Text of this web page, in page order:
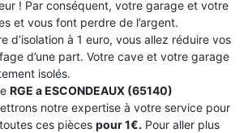
! Par conséquent, votre garage et votre
et vous font perdre de l’argent.
d’isolation à 1 euro, vous allez réduire vos
d’une part. Votre cave et votre garage
isolés.
RGE a ESCONDEAUX (65140)
notre expertise à votre service pour
ces pièces pour 1€. Pour aller plus